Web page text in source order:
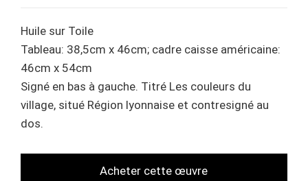
Huile sur Toile
Tableau: 38,5cm x 46cm; cadre caisse américaine:
46cm x 54cm
Signé en bas à gauche. Titré Les couleurs du
village, situé Région lyonnaise et contresigné au
dos.